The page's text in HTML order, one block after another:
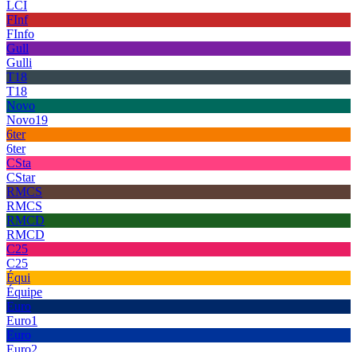
LCI
FInf
FInfo
Gull
Gulli
T18
T18
Novo
Novo19
6ter
6ter
CSta
CStar
RMCS
RMCS
RMCD
RMCD
C25
C25
Équi
Équipe
Euro
Euro1
Euro
Euro2